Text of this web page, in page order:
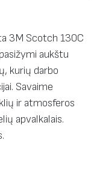
3M Scotch 130C
aukštu
kurių darbo
Savaime
ir atmosferos
apvalkalais.